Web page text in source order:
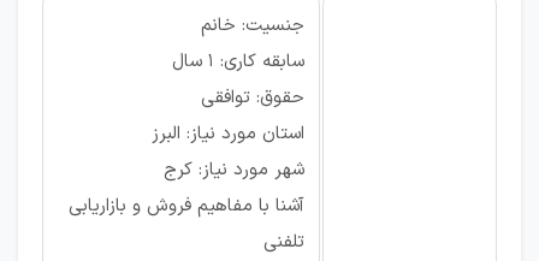
جنسیت: خانم
سابقه کاری: ۱ سال
حقوق: توافقی
استان مورد نیاز: البرز
شهر مورد نیاز: کرج
آشنا با مفاهیم فروش و بازاریابی
تلفنی